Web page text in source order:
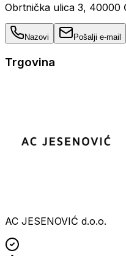
Obrtnička ulica 3, 40000
Nazovi Pošalji e-mail
Trgovina
AC JESENOVIĆ d.o.o.